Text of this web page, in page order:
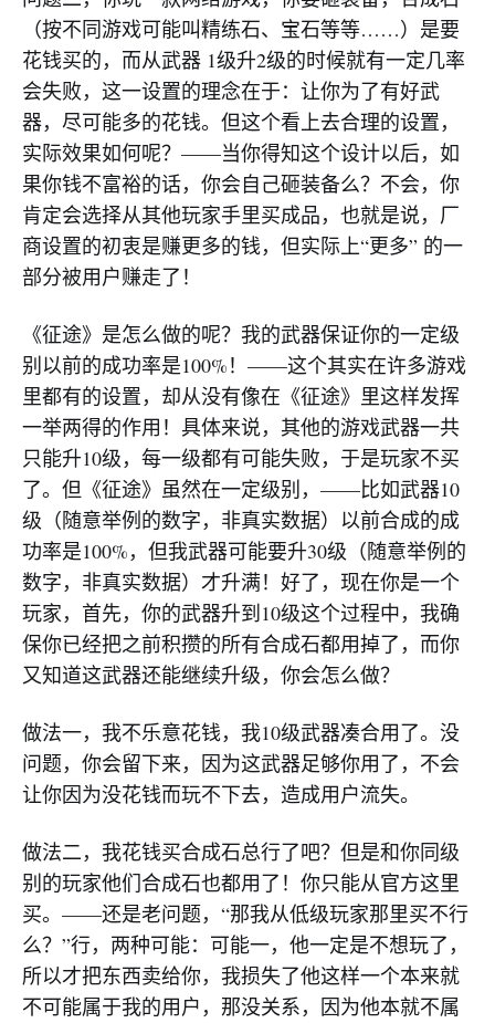
（按不同游戏可能叫精练石、宝石等等……）是要
花钱买的，而从武器 1级升2级的时候就有一定几率
会失败，这一设置的理念在于：让你为了有好武
器，尽可能多的花钱。但这个看上去合理的设置，
实际效果如何呢？——当你得知这个设计以后，如
果你钱不富裕的话，你会自己砸装备么？不会，你
肯定会选择从其他玩家手里买成品，也就是说，厂
商设置的初衷是赚更多的钱，但实际上“更多” 的一
部分被用户赚走了！
《征途》是怎么做的呢？我的武器保证你的一定级
别以前的成功率是100%！——这个其实在许多游戏
里都有的设置，却从没有像在《征途》里这样发挥
一举两得的作用！具体来说，其他的游戏武器一共
只能升10级，每一级都有可能失败，于是玩家不买
了。但《征途》虽然在一定级别，——比如武器10
级（随意举例的数字，非真实数据）以前合成的成
功率是100%，但我武器可能要升30级（随意举例的
数字，非真实数据）才升满！好了，现在你是一个
玩家，首先，你的武器升到10级这个过程中，我确
保你已经把之前积攒的所有合成石都用掉了，而你
又知道这武器还能继续升级，你会怎么做？
做法一，我不乐意花钱，我10级武器凑合用了。没
问题，你会留下来，因为这武器足够你用了，不会
让你因为没花钱而玩不下去，造成用户流失。
做法二，我花钱买合成石总行了吧？但是和你同级
别的玩家他们合成石也都用了！你只能从官方这里
买。——还是老问题，“那我从低级玩家那里买不行
么？”行，两种可能：可能一，他一定是不想玩了，
所以才把东西卖给你，我损失了他这样一个本来就
不可能属于我的用户，那没关系，因为他本就不属